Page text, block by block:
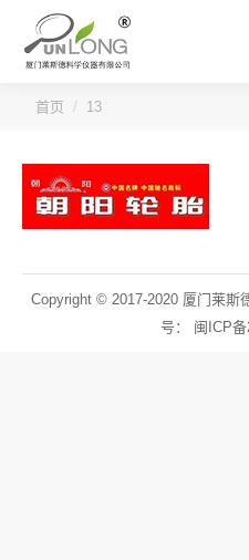
您的位置：
首页 13
Copyright © 2017-2020 厦门莱斯
号： 闽ICP